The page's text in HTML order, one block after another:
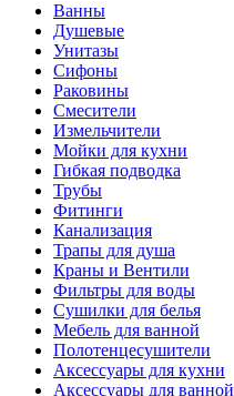
Ванны
Душевые
Унитазы
Сифоны
Раковины
Смесители
Измельчители
Мойки для кухни
Гибкая подводка
Трубы
Фитинги
Канализация
Трапы для душа
Краны и Вентили
Фильтры для воды
Сушилки для белья
Мебель для ванной
Полотенцесушители
Аксессуары для кухни
Аксессуары для ванной